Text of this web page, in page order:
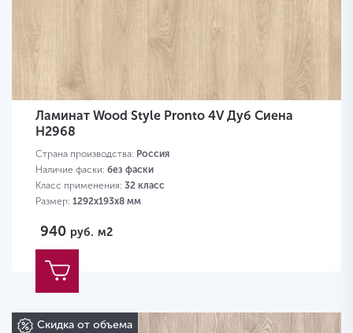
Ламинат Wood Style Pronto 4V Дуб Сиена
H2968
Страна производства: Россия
Наличие фаски: без фаски
Класс применения: 32 класс
Размер: 1292х193х8 мм
940 руб. м2
Скидка от объема